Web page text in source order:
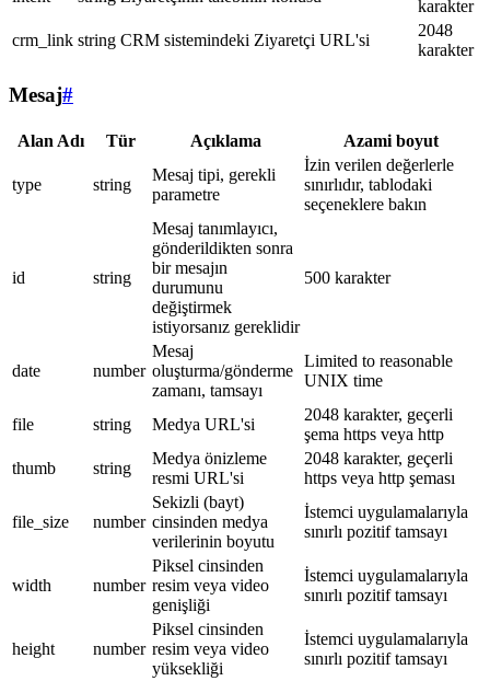
karakter
crm_link string CRM sistemindeki Ziyaretçi URL'si
2048
karakter
Mesaj#
Alan Adı Tür Açıklama Azami boyut
type string
Mesaj tipi, gerekli
parametre
İzin verilen değerlerle
sınırlıdır, tablodaki
seçeneklere bakın
id string
Mesaj tanımlayıcı,
gönderildikten sonra
bir mesajın
durumunu
değiştirmek
istiyorsanız gereklidir
500 karakter
date number
Mesaj
oluşturma/gönderme
zamanı, tamsayı
Limited to reasonable
UNIX time
file string Medya URL'si
2048 karakter, geçerli
şema https veya http
thumb
string
Medya önizleme
resmi URL'si
2048 karakter, geçerli
https veya http şeması
file_size number
Sekizli (bayt)
cinsinden medya
verilerinin boyutu
İstemci uygulamalarıyla
sınırlı pozitif tamsayı
width number
Piksel cinsinden
resim veya video
genişliği
İstemci uygulamalarıyla
sınırlı pozitif tamsayı
height number
Piksel cinsinden
resim veya video
yüksekliği
İstemci uygulamalarıyla
sınırlı pozitif tamsayı